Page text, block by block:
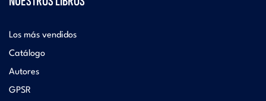
Los más vendidos
Catálogo
Autores
GPSR